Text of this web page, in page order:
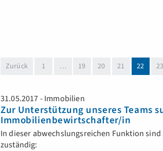
Zurück 1 … 19 20 21 22 23
31.05.2017 - Immobilien
Zur Unterstützung unseres Teams
Immobilienbewirtschafter/in
In dieser abwechslungsreichen Funktion
zuständig: